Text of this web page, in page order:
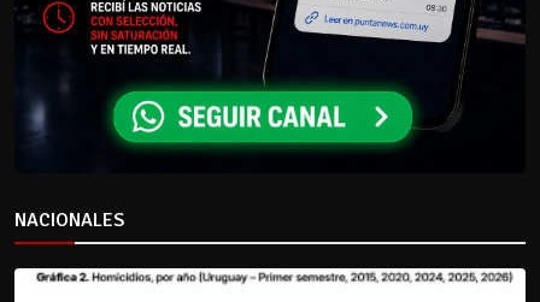
NACIONALES